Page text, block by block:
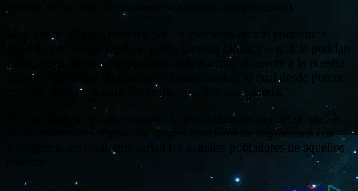
dejar de ver la vida desde el punto de vista biológico, quizás podrían
existir seres de otra composición química muy diferente a la nuestra,
quizás organismos de minerales desconocidos; lo cual desde puntos
de vista científicos también es muy posible que suceda.
Otra posibilidad es que existan planetas poblados por robot, quizás
los sucesores de antiguos habitantes creadores de organismos con
inteligencia artificial, que serían los actuales pobladores de aquellos